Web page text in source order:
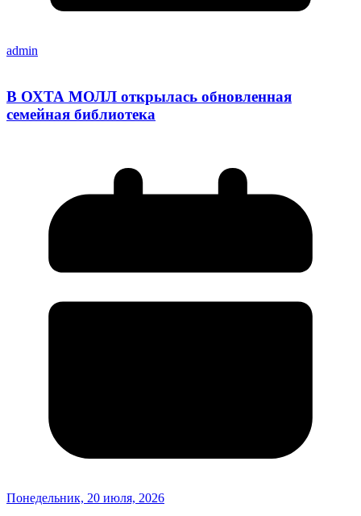
admin
В ОХТА МОЛЛ открылась обновленная
семейная библиотека
Понедельник, 20 июля, 2026